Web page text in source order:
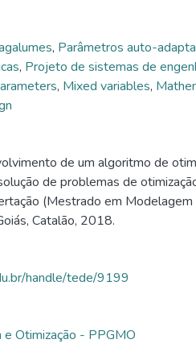
, Parâmetros auto-
, Projeto de sistemas de
, Mixed variables,
de um algoritmo de
de problemas de
(Mestrado em Modelagem
Catalão, 2018.
handle/tede/9199
Otimização - PPGMO